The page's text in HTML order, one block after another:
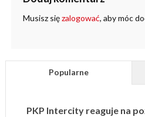
Musisz sięzalogować, aby móc
Popularne
PKP Intercity reaguje na